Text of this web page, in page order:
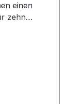
einen
zehn
sind
und